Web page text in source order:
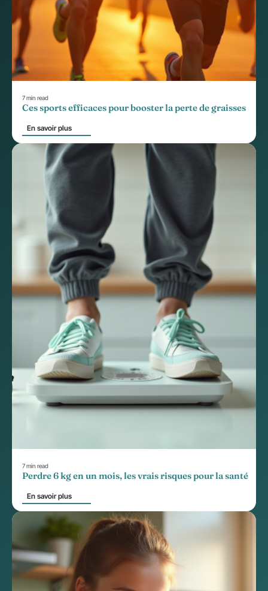
7 min read
Ces sports efficaces pour booster la perte de graisses
En savoir plus
7 min read
Perdre 6 kg en un mois, les vrais risques pour la santé
En savoir plus